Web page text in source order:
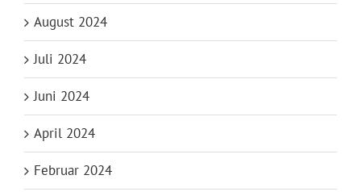
August 2024
Juli 2024
Juni 2024
April 2024
Februar 2024